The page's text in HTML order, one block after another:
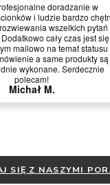
doradzanie w
i ludzie bardzo
wszelkich pytań
cały czas jest się
mailowo na temat statusu
a same produkty są
wykonane. Serdecznie
polecam!
Michał M.
SIĘ Z NASZYMI